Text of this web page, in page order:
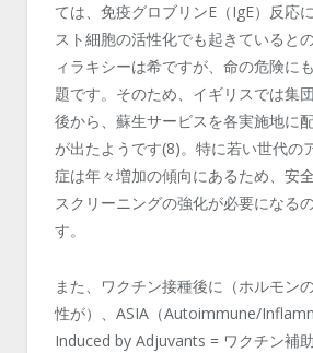
ては、免疫グロブリンE（IgE）反応
スト細胞の活性化でも起きていると
ィラキシーは希ですが、命の危険に
題です。そのため、イギリスでは集
後から、蘇生サービスを各実施地に
が出たようです(8)。特に若い世代の
症は年々増加の傾向にあるため、安
スクリーニングの強化が必要になる
す。
また、ワクチン接種後に（ホルモン
性が）、ASIA（Autoimmune/
Induced by Adjuvants = ワクチン補